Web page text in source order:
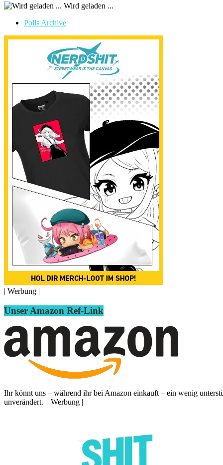
Wird geladen ...
Polls Archive
| Werbung |
Unser Amazon Ref-Link
Ihr könnt uns – während ihr bei Amazon einkauft – ein wenig
unverändert. | Werbung |